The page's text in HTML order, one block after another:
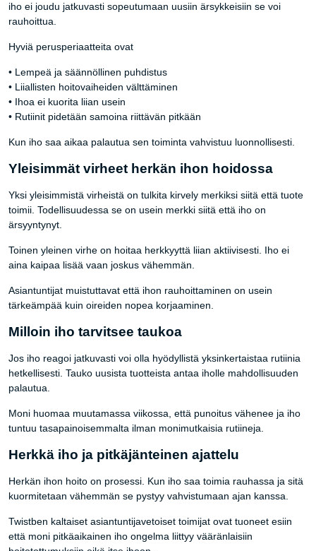
iho ei joudu jatkuvasti sopeutumaan uusiin ärsykkeisiin se voi
rauhoittua.
Hyviä perusperiaatteita ovat
• Lempeä ja säännöllinen puhdistus
• Liiallisten hoitovaiheiden välttäminen
• Ihoa ei kuorita liian usein
• Rutiinit pidetään samoina riittävän pitkään
Kun iho saa aikaa palautua sen toiminta vahvistuu luonnollisesti.
Yleisimmät virheet herkän ihon hoidossa
Yksi yleisimmistä virheistä on tulkita kirvely merkiksi siitä että tuote
toimii. Todellisuudessa se on usein merkki siitä että iho on
ärsyyntynyt.
Toinen yleinen virhe on hoitaa herkkyyttä liian aktiivisesti. Iho ei
aina kaipaa lisää vaan joskus vähemmän.
Asiantuntijat muistuttavat että ihon rauhoittaminen on usein
tärkeämpää kuin oireiden nopea korjaaminen.
Milloin iho tarvitsee taukoa
Jos iho reagoi jatkuvasti voi olla hyödyllistä yksinkertaistaa rutiinia
hetkellisesti. Tauko uusista tuotteista antaa iholle mahdollisuuden
palautua.
Moni huomaa muutamassa viikossa, että punoitus vähenee ja iho
tuntuu tasapainoisemmalta ilman monimutkaisia rutiineja.
Herkkä iho ja pitkäjänteinen ajattelu
Herkän ihon hoito on prosessi. Kun iho saa toimia rauhassa ja sitä
kuormitetaan vähemmän se pystyy vahvistumaan ajan kanssa.
Twistben kaltaiset asiantuntijavetoiset toimijat ovat tuoneet esiin
että moni pitkäaikainen iho ongelma liittyy vääränlaisiin